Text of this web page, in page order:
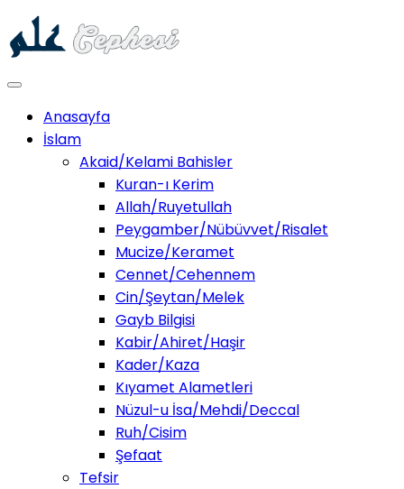
Anasayfa
İslam
Akaid/Kelami Bahisler
Kuran-ı Kerim
Allah/Ruyetullah
Peygamber/Nübüvvet/Risalet
Mucize/Keramet
Cennet/Cehennem
Cin/Şeytan/Melek
Gayb Bilgisi
Kabir/Ahiret/Haşir
Kader/Kaza
Kıyamet Alametleri
Nüzul-u İsa/Mehdi/Deccal
Ruh/Cisim
Şefaat
Tefsir